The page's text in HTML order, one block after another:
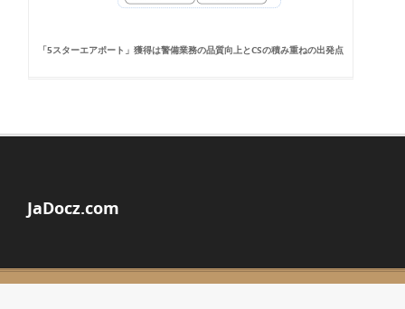
「5スターエアポート」獲得は警備業務の品質向上とCSの積み重ねの出発点
JaDocz.com